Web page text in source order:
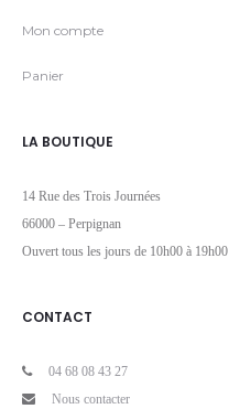
Mon compte
Panier
LA BOUTIQUE
14 Rue des Trois Journées
66000 – Perpignan
Ouvert tous les jours de 10h00 à 19h00
CONTACT
04 68 08 43 27
Nous contacter